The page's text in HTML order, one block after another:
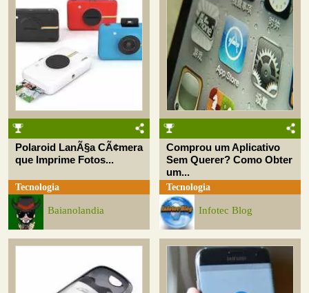
Polaroid LanÃ§a CÃ¢mera
que Imprime Fotos...
Tecnologia
Baianolandia
Comprou um Aplicativo
Sem Querer? Como Obter
um...
Tecnologia
Infotec Blog